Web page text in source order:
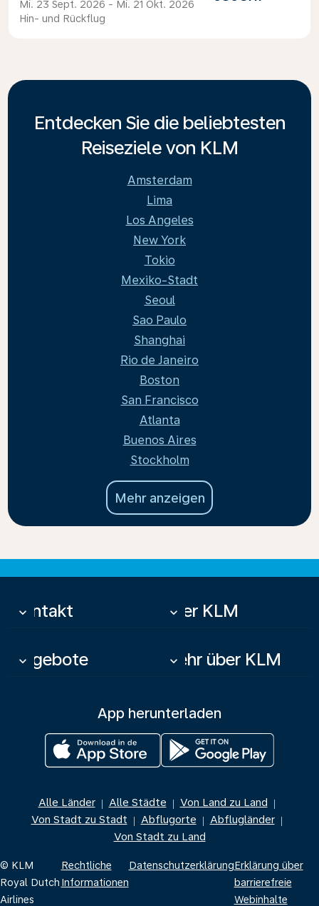
Mi. 23 Sept. 2026 - Mi. 21 Okt. 2026
Hin- und Rückflug
Entdecken Sie die beliebtesten
Reiseziele von KLM
Amsterdam
Lima
Los Angeles
New York
Tokio
Mexiko-Stadt
Seoul
Sao Paulo
Shanghai
Rio de Janeiro
Boston
San Francisco
Atlanta
Buenos Aires
Stockholm
Mehr anzeigen
Kontakt
keyboard_arrow_down Über KLM
keyboard_arrow_down
Angebote
keyboard_arrow_down Mehr über KLM
keyboard_arrow_down
App herunterladen
Alle Länder | Alle Städte | Von Land zu Land |
Von Stadt zu Stadt | Abflugorte | Abflugländer |
Von Stadt zu Land
© KLM
Royal Dutch
Airlines
Rechtliche
Informationen
DatenschutzerklärungErklärung über
barrierefreie
Webinhalte